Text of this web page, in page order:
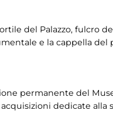
del Palazzo, fulcro
e la cappella
permanente del
dedicate